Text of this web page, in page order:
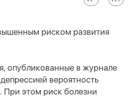
риском развития
опубликованные в журнале
вероятность
При этом риск болезни